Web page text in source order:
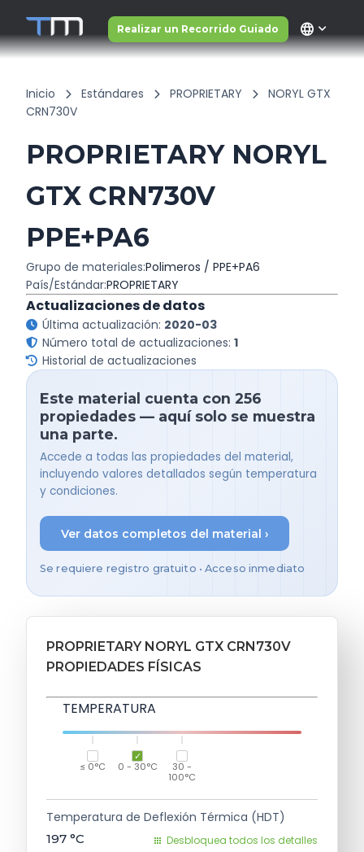
Realizar un Recorrido Guiado language
Inicio Estándares PROPRIETARY
NORYL GTX
CRN730V
PROPRIETARY NORYL
GTX CRN730V
PPE+PA6
Grupo de materiales:Polimeros / PPE+PA6
País/Estándar:PROPRIETARY
Actualizaciones de datos
Última actualización: 2020-03
Número total de actualizaciones: 1
Historial de actualizaciones
Este material cuenta con 256
propiedades — aquí solo se muestra
una parte.
Accede a todas las propiedades del material,
incluyendo valores detallados según temperatura
y condiciones.
Ver datos completos del material ›
Se requiere registro gratuito • Acceso inmediato
PROPRIETARY NORYL GTX CRN730V
PROPIEDADES FÍSICAS
TEMPERATURA
≤ 0°C 0 - 30°C
30 -
100°C
Temperatura de Deflexión Térmica (HDT)
197 °C Desbloquea todos los detalles